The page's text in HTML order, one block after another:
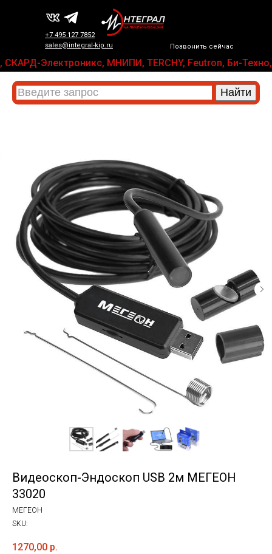
Позвонить сейчас
+7 495 127 7852
sales@integral-kip.ru
Электроникс, МНИПИ, TERCHY, Feutron, Би-
Видеоскоп-Эндоскоп USB 2м МЕГЕОН
33020
МЕГЕОН
SKU:
1270,00 р.